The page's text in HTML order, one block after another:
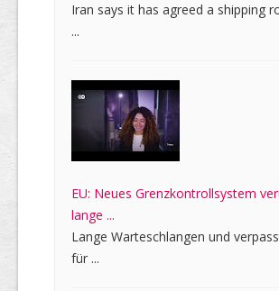
Iran says it has agreed a shipping
...
EU: Neues Grenzkontrollsystem
lange ...
Lange Warteschlangen und
für ...